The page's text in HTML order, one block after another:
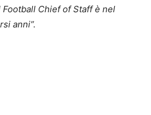
Chief of Staff è nel
anni”.